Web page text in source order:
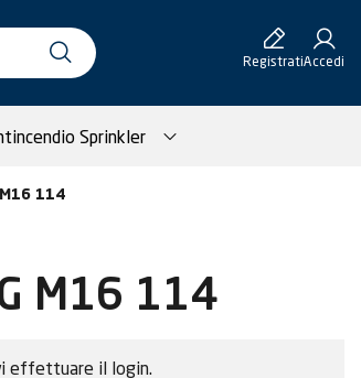
RegistratiAccedi
Sprinkler
114
M16 114
effettuare il login.